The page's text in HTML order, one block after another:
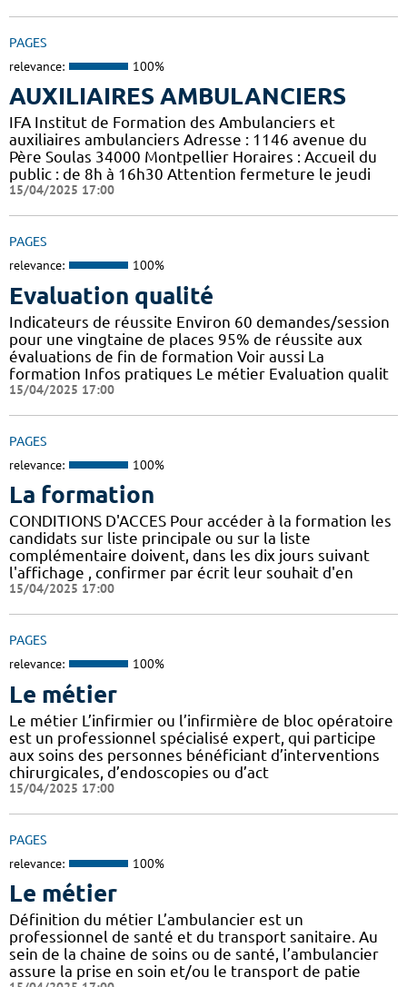
PAGES
relevance: 100%
AUXILIAIRES AMBULANCIERS
IFA Institut de Formation des Ambulanciers et
auxiliaires ambulanciers Adresse : 1146 avenue du
Père Soulas 34000 Montpellier Horaires : Accueil du
public : de 8h à 16h30 Attention fermeture le jeudi
15/04/2025 17:00
PAGES
relevance: 100%
Evaluation qualité
Indicateurs de réussite Environ 60 demandes/session
pour une vingtaine de places 95% de réussite aux
évaluations de fin de formation Voir aussi La
formation Infos pratiques Le métier Evaluation qualit
15/04/2025 17:00
PAGES
relevance: 100%
La formation
CONDITIONS D'ACCES Pour accéder à la formation les
candidats sur liste principale ou sur la liste
complémentaire doivent, dans les dix jours suivant
l'affichage , confirmer par écrit leur souhait d'en
15/04/2025 17:00
PAGES
relevance: 100%
Le métier
Le métier L’infirmier ou l’infirmière de bloc opératoire
est un professionnel spécialisé expert, qui participe
aux soins des personnes bénéficiant d’interventions
chirurgicales, d’endoscopies ou d’act
15/04/2025 17:00
PAGES
relevance: 100%
Le métier
Définition du métier L’ambulancier est un
professionnel de santé et du transport sanitaire. Au
sein de la chaine de soins ou de santé, l’ambulancier
assure la prise en soin et/ou le transport de patie